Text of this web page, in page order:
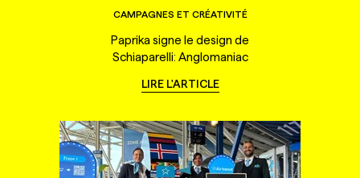
CAMPAGNES ET CRÉATIVITÉ
Paprika signe le design de
Schiaparelli: Anglomaniac
LIRE L'ARTICLE